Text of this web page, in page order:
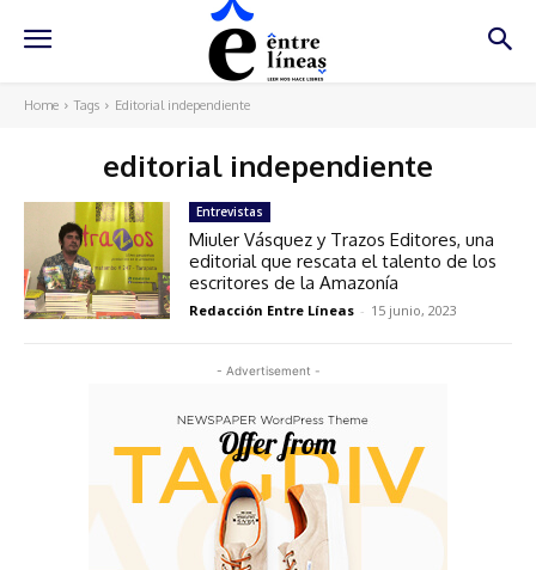
Home Tags Editorial independiente
editorial independiente
- Advertisement -
Entrevistas
Miuler Vásquez y Trazos Editores, una
editorial que rescata el talento de los
escritores de la Amazonía
Redacción Entre Líneas - 15 junio, 2023